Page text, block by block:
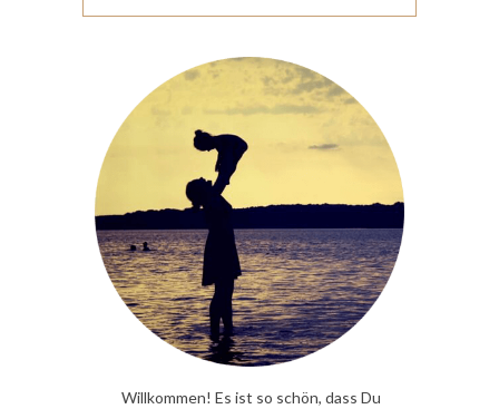
Willkommen! Es ist so schön, dass Du